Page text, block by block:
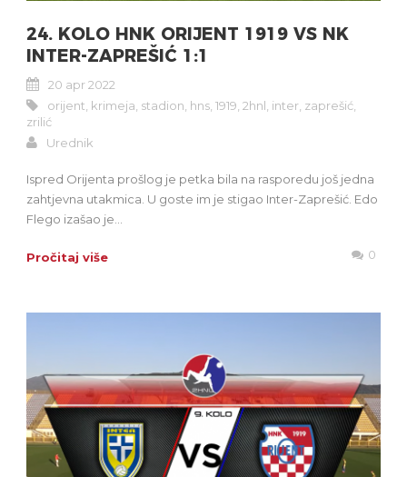
24. KOLO HNK ORIJENT 1919 VS NK
INTER-ZAPREŠIĆ 1:1
20 apr 2022
orijent krimeja stadion hns 1919 2hnl inter zaprešić
zrilić
Urednik
Ispred Orijenta prošlog je petka bila na rasporedu još jedna
zahtjevna utakmica. U goste im je stigao Inter-Zaprešić. Edo
Flego izašao je...
Pročitaj više 0